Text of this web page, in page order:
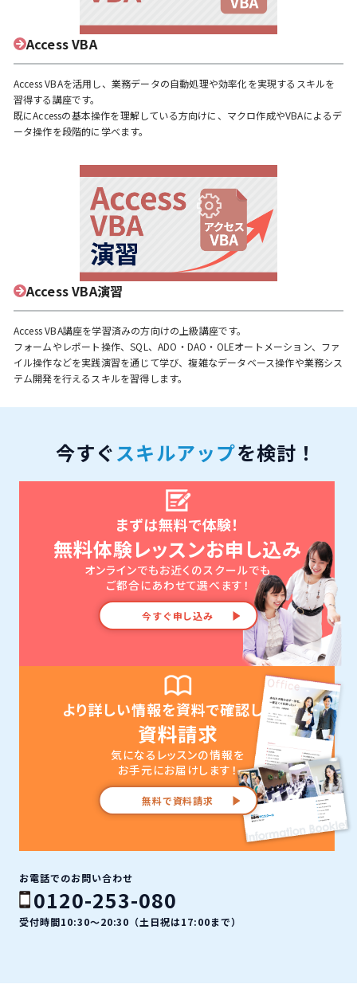
Access VBA
Access VBAを活用し、業務データの自動処理や効率化を実現するスキルを
習得する講座です。
既にAccessの基本操作を理解している方向けに、マクロ作成やVBAによるデ
ータ操作を段階的に学べます。
Access VBA演習
Access VBA講座を学習済みの方向けの上級講座です。
フォームやレポート操作、SQL、ADO・DAO・OLEオートメーション、ファ
イル操作などを実践演習を通じて学び、複雑なデータベース操作や業務シス
テム開発を行えるスキルを習得します。
今すぐスキルアップを検討！
まずは無料で体験！
無料体験レッスンお申し込み
オンラインでもお近くのスクールでも
ご都合にあわせて選べます！
今すぐ申し込み
より詳しい情報を資料で確認したい
資料請求
気になるレッスンの情報を
お手元にお届けします！
無料で資料請求
お電話でのお問い合わせ
0120-253-080
受付時間10:30〜20:30（土日祝は17:00まで）